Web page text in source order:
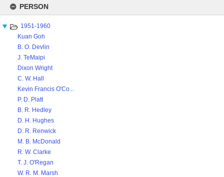
content
PERSON
1951-1960
Kuan Goh
B. O. Devlin
J. TeMaipi
Dixon Wright
C. W. Hall
Kevin Francis O'Co...
P. D. Platt
B. R. Hedley
D. H. Hughes
D. R. Renwick
M. B. McDonald
R. W. Clarke
T. J. O'Regan
W. R. M. Marsh